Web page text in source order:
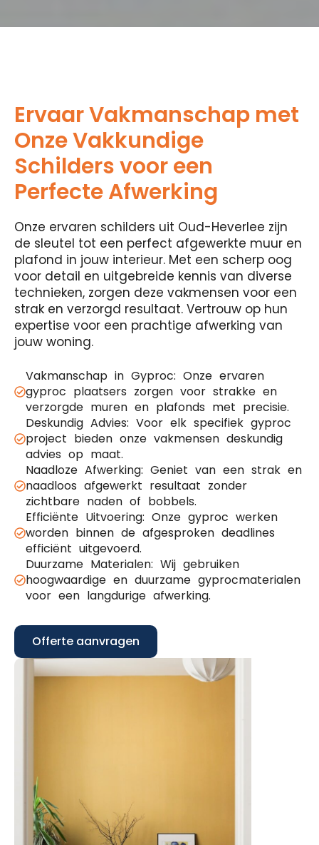
Ervaar Vakmanschap met
Onze Vakkundige
Schilders voor een
Perfecte Afwerking
Onze ervaren schilders uit Oud-Heverlee zijn
de sleutel tot een perfect afgewerkte muur en
plafond in jouw interieur. Met een scherp oog
voor detail en uitgebreide kennis van diverse
technieken, zorgen deze vakmensen voor een
strak en verzorgd resultaat. Vertrouw op hun
expertise voor een prachtige afwerking van
jouw woning.
Vakmanschap in Gyproc: Onze ervaren
gyproc plaatsers zorgen voor strakke en
verzorgde muren en plafonds met precisie.
Deskundig Advies: Voor elk specifiek gyproc
project bieden onze vakmensen deskundig
advies op maat.
Naadloze Afwerking: Geniet van een strak en
naadloos afgewerkt resultaat zonder
zichtbare naden of bobbels.
Efficiënte Uitvoering: Onze gyproc werken
worden binnen de afgesproken deadlines
efficiënt uitgevoerd.
Duurzame Materialen: Wij gebruiken
hoogwaardige en duurzame gyprocmaterialen
voor een langdurige afwerking.
Offerte aanvragen